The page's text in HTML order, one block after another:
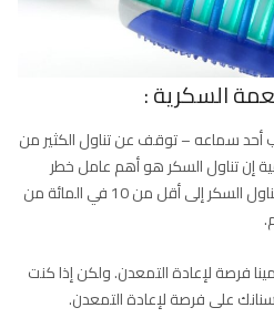
أحد سماعه – توقف عن تناول الكثير من
إن تناول السكر هو أهم عامل خطر
للإصابة بالتسوس. يوصون بتقليل تناول السكر إلى أقل من 10 في المائة من
فرصة لإعادة التمعدن. ولكن إذا كنت
على فرصة لإعادة التمعدن.